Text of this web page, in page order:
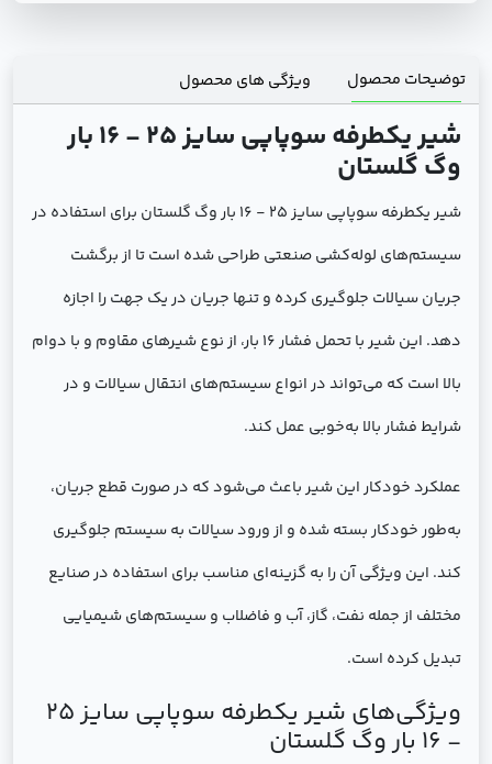
توضیحات محصول ویژگی های محصول
شیر یکطرفه سوپاپی سایز 25 - 16 بار
وگ گلستان
شیر یکطرفه سوپاپی سایز 25 - 16 بار وگ گلستان برای استفاده در
سیستم‌های لوله‌کشی صنعتی طراحی شده است تا از برگشت
جریان سیالات جلوگیری کرده و تنها جریان در یک جهت را اجازه
دهد. این شیر با تحمل فشار 16 بار، از نوع شیرهای مقاوم و با دوام
بالا است که می‌تواند در انواع سیستم‌های انتقال سیالات و در
شرایط فشار بالا به‌خوبی عمل کند.
عملکرد خودکار این شیر باعث می‌شود که در صورت قطع جریان،
به‌طور خودکار بسته شده و از ورود سیالات به سیستم جلوگیری
کند. این ویژگی آن را به گزینه‌ای مناسب برای استفاده در صنایع
مختلف از جمله نفت، گاز، آب و فاضلاب و سیستم‌های شیمیایی
تبدیل کرده است.
ویژگی‌های شیر یکطرفه سوپاپی سایز 25
- 16 بار وگ گلستان